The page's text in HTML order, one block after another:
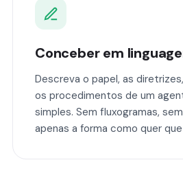
Conceber em
Descreva o papel, as
os procedimentos de um
simples. Sem fluxogramas,
apenas a forma como quer